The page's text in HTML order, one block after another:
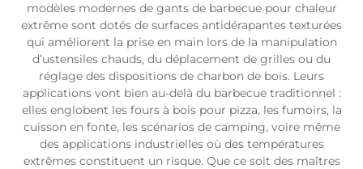
modèles modernes de gants de barbecue pour chaleur
extrême sont dotés de surfaces antidérapantes texturées
qui améliorent la prise en main lors de la manipulation
d’ustensiles chauds, du déplacement de grilles ou du
réglage des dispositions de charbon de bois. Leurs
applications vont bien au-delà du barbecue traditionnel :
elles englobent les fours à bois pour pizza, les fumoirs, la
cuisson en fonte, les scénarios de camping, voire même
des applications industrielles où des températures
extrêmes constituent un risque. Que ce soit des maîtres